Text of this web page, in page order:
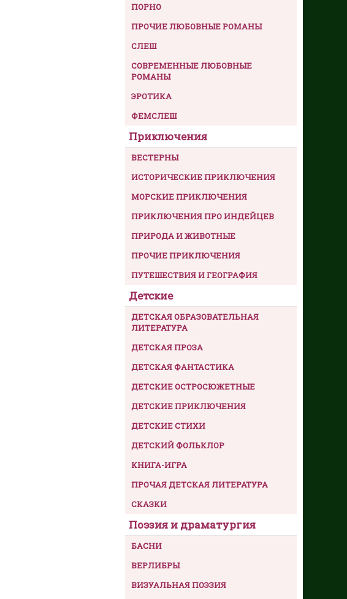
ПОРНО
ПРОЧИЕ ЛЮБОВНЫЕ РОМАНЫ
СЛЕШ
СОВРЕМЕННЫЕ ЛЮБОВНЫЕ
РОМАНЫ
ЭРОТИКА
ФЕМСЛЕШ
Приключения
ВЕСТЕРНЫ
ИСТОРИЧЕСКИЕ ПРИКЛЮЧЕНИЯ
МОРСКИЕ ПРИКЛЮЧЕНИЯ
ПРИКЛЮЧЕНИЯ ПРО ИНДЕЙЦЕВ
ПРИРОДА И ЖИВОТНЫЕ
ПРОЧИЕ ПРИКЛЮЧЕНИЯ
ПУТЕШЕСТВИЯ И ГЕОГРАФИЯ
Детские
ДЕТСКАЯ ОБРАЗОВАТЕЛЬНАЯ
ЛИТЕРАТУРА
ДЕТСКАЯ ПРОЗА
ДЕТСКАЯ ФАНТАСТИКА
ДЕТСКИЕ ОСТРОСЮЖЕТНЫЕ
ДЕТСКИЕ ПРИКЛЮЧЕНИЯ
ДЕТСКИЕ СТИХИ
ДЕТСКИЙ ФОЛЬКЛОР
КНИГА-ИГРА
ПРОЧАЯ ДЕТСКАЯ ЛИТЕРАТУРА
СКАЗКИ
Поэзия и драматургия
БАСНИ
ВЕРЛИБРЫ
ВИЗУАЛЬНАЯ ПОЭЗИЯ